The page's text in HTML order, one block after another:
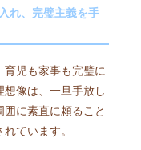
れ、完璧主義を手
児も家事も完璧に
想像は、一旦手放し
に素直に頼ること
ています。